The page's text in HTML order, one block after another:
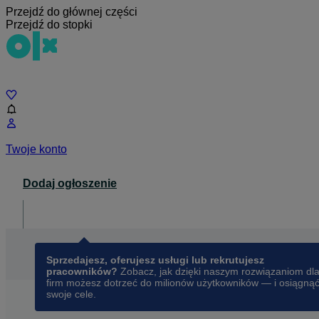
Przejdź do głównej części
Przejdź do stopki
Twoje konto
Dodaj ogłoszenie
Sprzedajesz, oferujesz usługi lub rekrutujesz
pracowników? Zobacz, jak dzięki naszym rozwiązaniom dla
firm możesz dotrzeć do milionów użytkowników — i osiągnąć
swoje cele.